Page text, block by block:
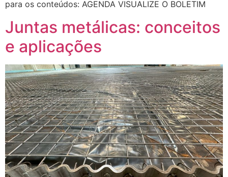
para os conteúdos: AGENDA VISUALIZE O BOLETIM
Juntas metálicas: conceitos
e aplicações